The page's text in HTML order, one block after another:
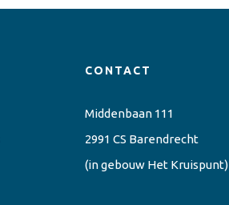
CONTACT
Middenbaan 111
2991 CS Barendrecht
(in gebouw Het Kruispunt)